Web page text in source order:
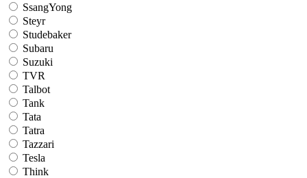
SsangYong
Steyr
Studebaker
Subaru
Suzuki
TVR
Talbot
Tank
Tata
Tatra
Tazzari
Tesla
Think